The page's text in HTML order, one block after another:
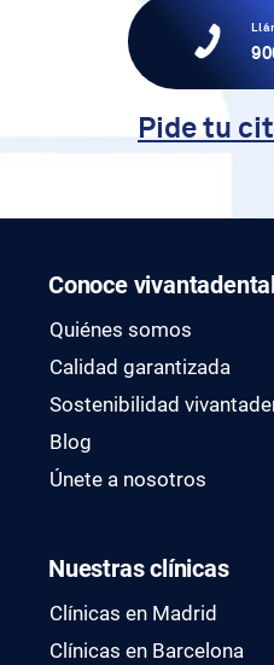
Pide tu
Conoce vivantadental
Quiénes somos
Calidad garantizada
Sostenibilidad
Blog
Únete a nosotros
Nuestras clínicas
Clínicas en Madrid
Clínicas en Barcelona